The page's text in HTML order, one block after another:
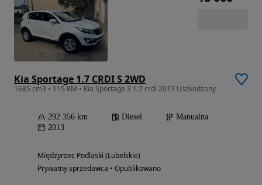
Kia Sportage 1.7 CRDI S 2WD
1685 cm3 • 115 KM • Kia Sportage 3 1.7 crdi 2013 Uszkodzony
292 356 km Diesel
Manualna
2013
Międzyrzec Podlaski (Lubelskie)
Prywatny sprzedawca • Opublikowano